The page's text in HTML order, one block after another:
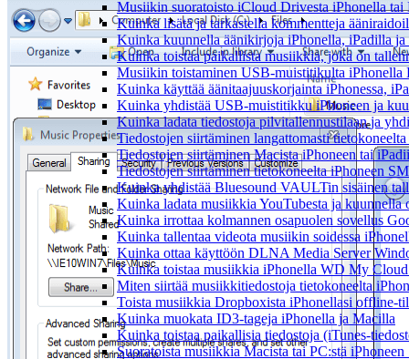
Musiikin suoratoisto iCloud Drivesta iPhonella tai
Kuinka lisätä ja tarkastella kommentteja
Kuinka kuunnella äänikirjoja iPhonella, iPadilla
Kuinka toistaa paikallista musiikkia, joka on
Musiikin toistaminen USB-muistitikulta
Kuinka käyttää äänitaajuuskorjainta iPhonessa,
Kuinka yhdistää USB-muistitikku iPhoneen ja
Kuinka ladata tiedostoja pilvitallennustilaan ja
Tiedostojen siirtäminen langattomasti
Tiedostojen siirtäminen Macista iPhoneen tai
Tiedostojen siirtäminen tietokoneelta iPhoneen
Kuinka yhdistää Bluesound VAULTin sisäinen
Kuinka ladata musiikkia YouTubesta ja
Kuinka irrottaa kolmannen osapuolen sovellus
Kuinka tallentaa videota musiikin soidessa
Kuinka ottaa käyttöön DLNA Media Server
Kuinka toistaa musiikkia iPhonella WD My
Miten siirtää musiikkitiedostoja tietokoneelta
Toista musiikkia Dropboxista iPhonellasi offline-
Kuinka muokata ID3-tageja iPhonella ja Macilla
Kuinka toistaa paikallisia tiedostoja (iTunes-
Suoratoista musiikkia Macista tai PC:stä